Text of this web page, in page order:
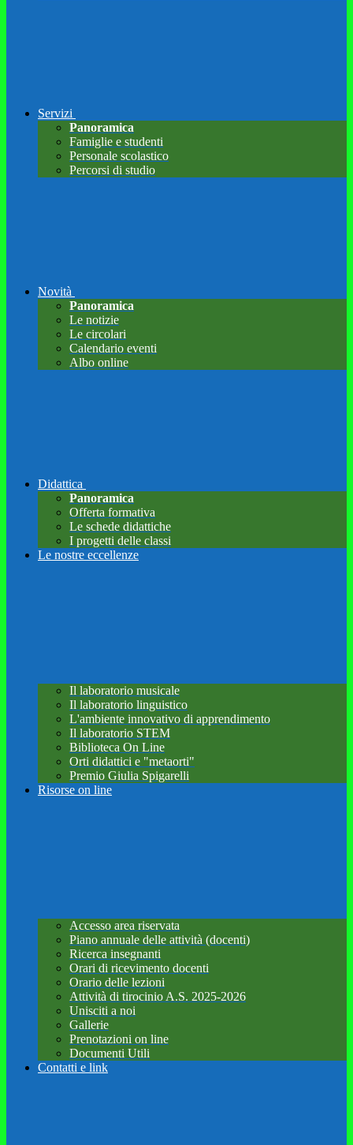
Servizi
Panoramica
Famiglie e studenti
Personale scolastico
Percorsi di studio
Novità
Panoramica
Le notizie
Le circolari
Calendario eventi
Albo online
Didattica
Panoramica
Offerta formativa
Le schede didattiche
I progetti delle classi
Le nostre eccellenze
Il laboratorio musicale
Il laboratorio linguistico
L'ambiente innovativo di apprendimento
Il laboratorio STEM
Biblioteca On Line
Orti didattici e "metaorti"
Premio Giulia Spigarelli
Risorse on line
Accesso area riservata
Piano annuale delle attività (docenti)
Ricerca insegnanti
Orari di ricevimento docenti
Orario delle lezioni
Attività di tirocinio A.S. 2025-2026
Unisciti a noi
Gallerie
Prenotazioni on line
Documenti Utili
Contatti e link